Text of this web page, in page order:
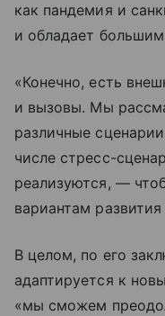
как пандемия и
и обладает
«Конечно, есть
и вызовы. Мы
различные
числе стресс-
реализуются, —
вариантам
В целом, по его
адаптируется к
«мы сможем